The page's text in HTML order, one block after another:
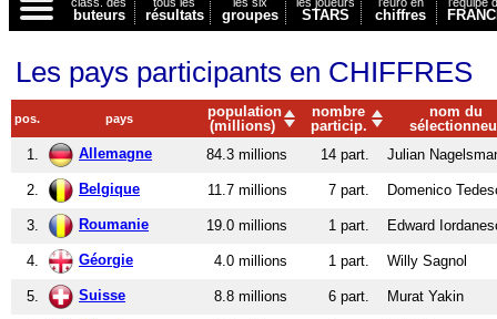
buteurs résultats groupes STARS chiffres
Les pays participants en CHIFFRES
pos. pays
population
(millions)
nombre
particip.
nom du
1.
Allemagne 84.3 millions 14 part. Julian
2. Belgique 11.7 millions 7 part. Domenico
3. Roumanie 19.0 millions 1 part. Edward
4. Géorgie 4.0 millions 1 part. Willy Sagnol
5. Suisse 8.8 millions 6 part. Murat Yakin